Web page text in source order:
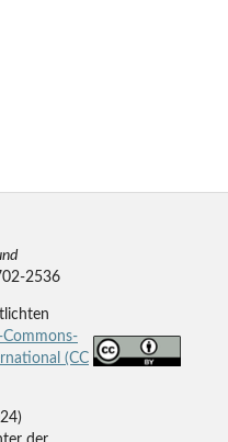
2536
Commons-
(CC